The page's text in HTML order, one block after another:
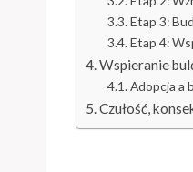
Etap 3:
Etap 4:
Wspieranie
Adopcja a
Czułość,